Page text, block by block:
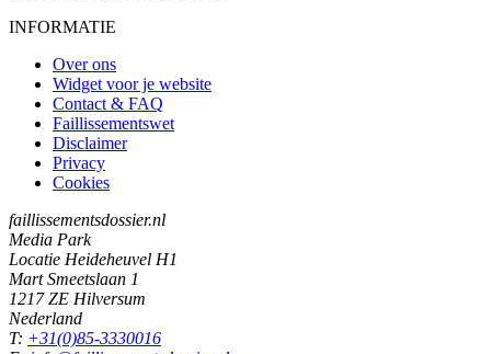
INFORMATIE
Over ons
Widget voor je website
Contact & FAQ
Faillissementswet
Disclaimer
Privacy
Cookies
faillissementsdossier.nl
Media Park
Locatie Heideheuvel H1
Mart Smeetslaan 1
1217 ZE Hilversum
Nederland
T: +31(0)85-3330016